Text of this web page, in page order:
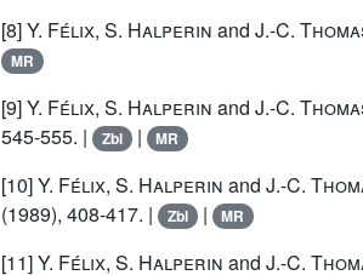
[8]Y. Félix, S. Halperin and J.-C.
MR
[9]Y. Félix, S. Halperin and J.-C.
545-555. |
Zbl | MR
[10]Y. Félix, S. Halperin and J.-C.
(1989), 408-417. |
Zbl | MR
[11]Y. Félix, S. Halperin and J.-C.